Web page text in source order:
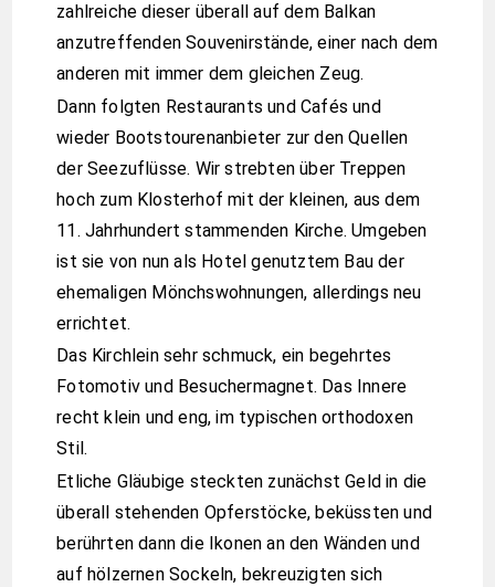
zahlreiche dieser überall auf dem Balkan
anzutreffenden Souvenirstände, einer nach dem
anderen mit immer dem gleichen Zeug.
Dann folgten Restaurants und Cafés und
wieder Bootstourenanbieter zur den Quellen
der Seezuflüsse. Wir strebten über Treppen
hoch zum Klosterhof mit der kleinen, aus dem
11. Jahrhundert stammenden Kirche. Umgeben
ist sie von nun als Hotel genutztem Bau der
ehemaligen Mönchswohnungen, allerdings neu
errichtet.
Das Kirchlein sehr schmuck, ein begehrtes
Fotomotiv und Besuchermagnet. Das Innere
recht klein und eng, im typischen orthodoxen
Stil.
Etliche Gläubige steckten zunächst Geld in die
überall stehenden Opferstöcke, beküssten und
berührten dann die Ikonen an den Wänden und
auf hölzernen Sockeln, bekreuzigten sich